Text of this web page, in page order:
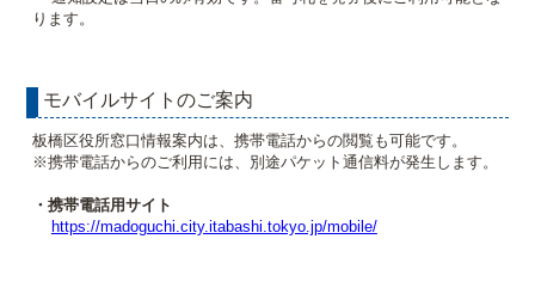
ります。
モバイルサイトのご案内
板橋区役所窓口情報案内は、携帯電話からの閲覧も可能です。
※携帯電話からのご利用には、別途パケット通信料が発生します。
・携帯電話用サイト
https://madoguchi.city.itabashi.tokyo.jp/mobile/